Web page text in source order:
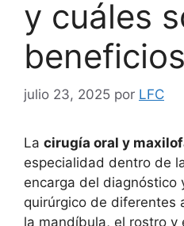
y cuáles
beneficios
julio 23, 2025 por LFC
La cirugía oral y
especialidad dentro de
encarga del diagnóstico
quirúrgico de diferentes
la mandíbula, el rostro y